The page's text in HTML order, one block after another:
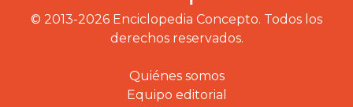
© 2013-2026 Enciclopedia Concepto. Todos los
derechos reservados.
Quiénes somos
Equipo editorial